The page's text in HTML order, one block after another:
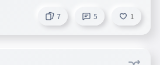
7 5 1